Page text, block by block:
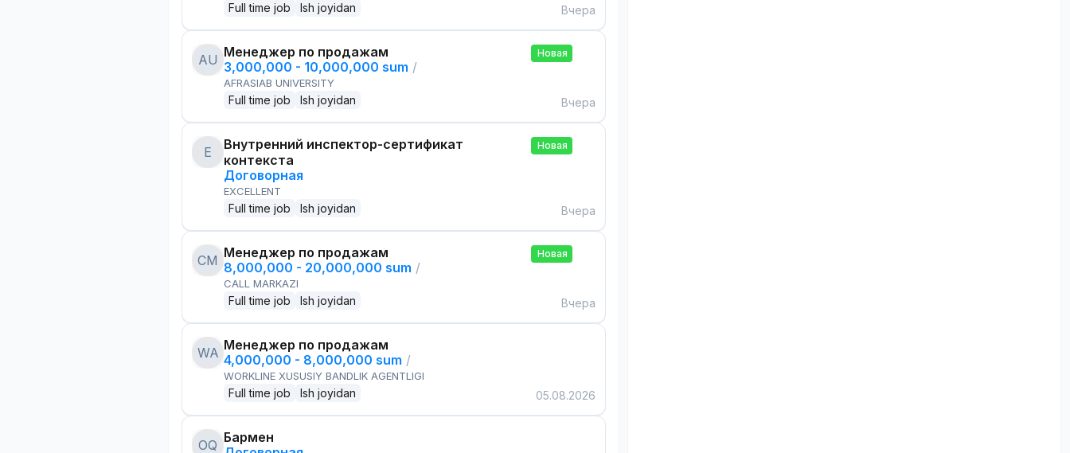
Full time job Ish joyidan Вчера
AU Менеджер по продажам
3,000,000 - 10,000,000 sum /
AFRASIAB UNIVERSITY
Full time job Ish joyidan
Новая
Вчера
E
Внутренний инспектор-сертификат
контекста
Договорная
EXCELLENT
Full time job Ish joyidan
Новая
Вчера
CM Менеджер по продажам
8,000,000 - 20,000,000 sum /
CALL MARKAZI
Full time job Ish joyidan
Новая
Вчера
WA Менеджер по продажам
4,000,000 - 8,000,000 sum /
WORKLINE XUSUSIY BANDLIK AGENTLIGI
Full time job Ish joyidan 05.08.2026
OQ Бармен